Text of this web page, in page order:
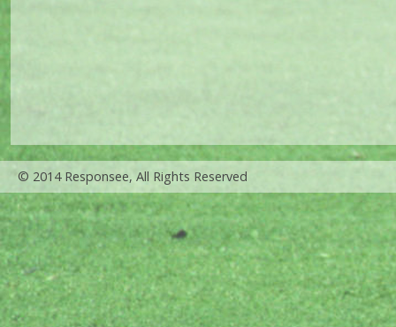
© 2014 Responsee, All Rights Reserved